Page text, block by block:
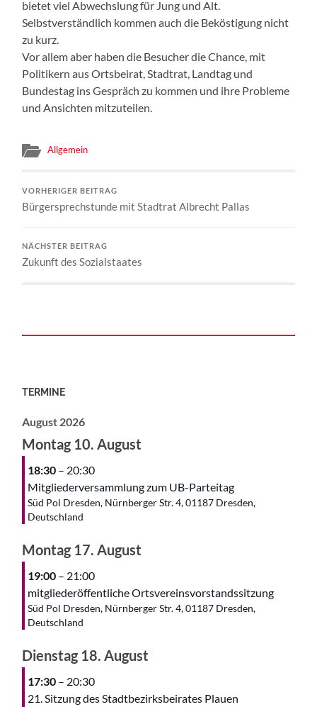
bietet viel Abwechslung für Jung und Alt.
Selbstverständlich kommen auch die Beköstigung nicht
zu kurz.
Vor allem aber haben die Besucher die Chance, mit
Politikern aus Ortsbeirat, Stadtrat, Landtag und
Bundestag ins Gespräch zu kommen und ihre Probleme
und Ansichten mitzuteilen.
Allgemein
VORHERIGER BEITRAG
Bürgersprechstunde mit Stadtrat Albrecht Pallas
NÄCHSTER BEITRAG
Zukunft des Sozialstaates
TERMINE
August 2026
Montag 10. August
18:30 – 20:30
Mitgliederversammlung zum UB-Parteitag
Süd Pol Dresden, Nürnberger Str. 4, 01187 Dresden,
Deutschland
Montag 17. August
19:00 – 21:00
mitgliederöffentliche Ortsvereinsvorstandssitzung
Süd Pol Dresden, Nürnberger Str. 4, 01187 Dresden,
Deutschland
Dienstag 18. August
17:30 – 20:30
21. Sitzung des Stadtbezirksbeirates Plauen